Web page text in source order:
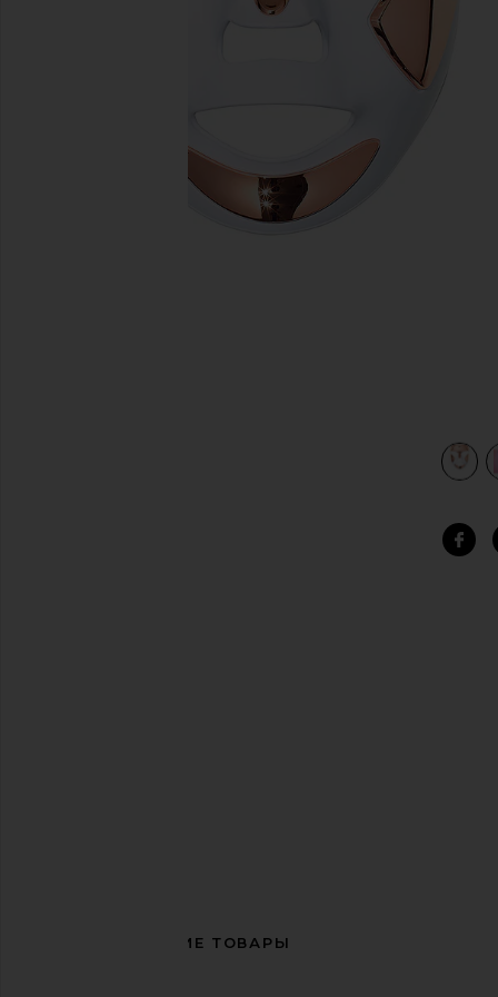
view 4 of 3 DRX SPECTRALITE FACEWARE PRO DRX
СОПУТСТВУЮЩИЕ ТОВАРЫ